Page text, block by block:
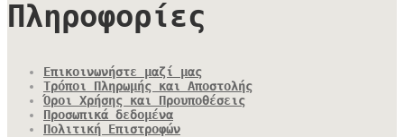
Πληροφορίες
Επικοινωνήστε μαζί μας
Τρόποι Πληρωμής και Αποστολής
Όροι Χρήσης και Προυποθέσεις
Προσωπικά δεδομένα
Πολιτική Επιστροφών